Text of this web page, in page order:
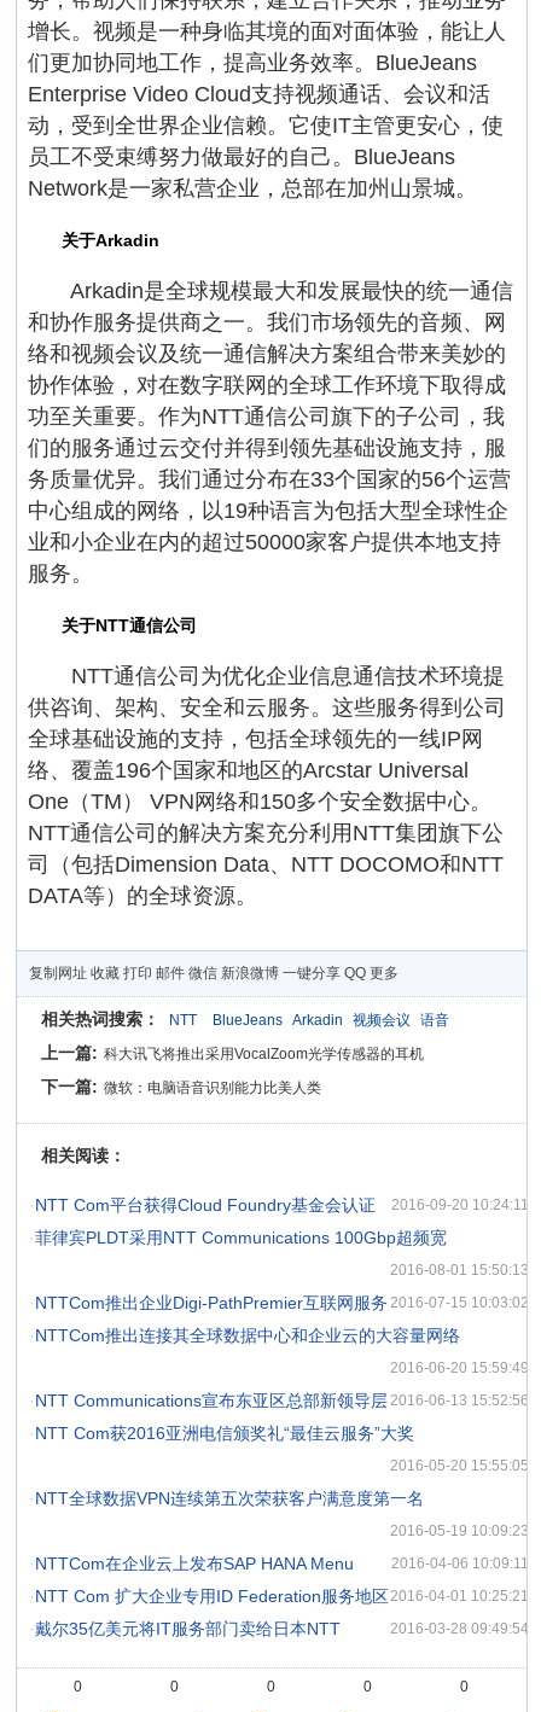
增长。视频是一种身临其境的面对面体验，能让人
们更加协同地工作，提高业务效率。BlueJeans
Enterprise Video Cloud支持视频通话、会议和活
动，受到全世界企业信赖。它使IT主管更安心，使
员工不受束缚努力做最好的自己。BlueJeans
Network是一家私营企业，总部在加州山景城。
关于Arkadin
Arkadin是全球规模最大和发展最快的统一通信
和协作服务提供商之一。我们市场领先的音频、网
络和视频会议及统一通信解决方案组合带来美妙的
协作体验，对在数字联网的全球工作环境下取得成
功至关重要。作为NTT通信公司旗下的子公司，我
们的服务通过云交付并得到领先基础设施支持，服
务质量优异。我们通过分布在33个国家的56个运营
中心组成的网络，以19种语言为包括大型全球性企
业和小企业在内的超过50000家客户提供本地支持
服务。
关于NTT通信公司
NTT通信公司为优化企业信息通信技术环境提
供咨询、架构、安全和云服务。这些服务得到公司
全球基础设施的支持，包括全球领先的一线IP网
络、覆盖196个国家和地区的Arcstar Universal
One（TM） VPN网络和150多个安全数据中心。
NTT通信公司的解决方案充分利用NTT集团旗下公
司（包括Dimension Data、NTT DOCOMO和NTT
DATA等）的全球资源。
复制网址 收藏 打印 邮件 微信 新浪微博 一键分享 QQ 更多
相关热词搜索： NTT BlueJeans Arkadin 视频会议 语音
上一篇: 科大讯飞将推出采用VocalZoom光学传感器的耳机
下一篇: 微软：电脑语音识别能力比美人类
相关阅读：
·NTT Com平台获得Cloud Foundry基金会认证 2016-09-20 10:24:11
·菲律宾PLDT采用NTT Communications 100Gbp超频宽
2016-08-01 15:50:13
·NTTCom推出企业Digi-PathPremier互联网服务 2016-07-15 10:03:02
·NTTCom推出连接其全球数据中心和企业云的大容量网络
2016-06-20 15:59:49
·NTT Communications宣布东亚区总部新领导层2016-06-13 15:52:56
·NTT Com获2016亚洲电信颁奖礼“最佳云服务”大奖
2016-05-20 15:55:05
·NTT全球数据VPN连续第五次荣获客户满意度第一名
2016-05-19 10:09:23
·NTTCom在企业云上发布SAP HANA Menu 2016-04-06 10:09:11
·NTT Com 扩大企业专用ID Federation服务地区2016-04-01 10:25:21
·戴尔35亿美元将IT服务部门卖给日本NTT 2016-03-28 09:49:54
0 0 0 0 0